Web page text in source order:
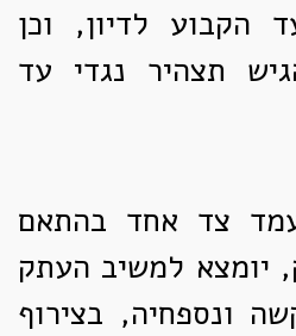
הקבוע לדיון, וכן
תצהיר נגדי עד
צד אחד בהתאם
לחוק, יומצא למשיב העתק
ונספחיה, בצירוף